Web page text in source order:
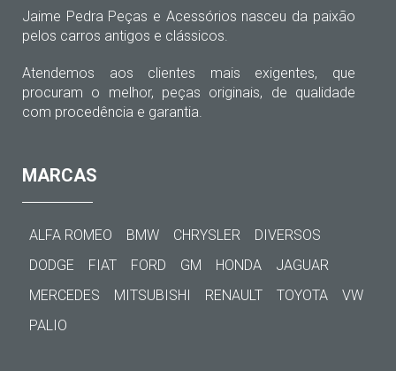
Jaime Pedra Peças e Acessórios nasceu da paixão
pelos carros antigos e clássicos.
Atendemos aos clientes mais exigentes, que
procuram o melhor, peças originais, de qualidade
com procedência e garantia.
MARCAS
ALFA ROMEO BMW CHRYSLER
DIVERSOS
DODGE
FIAT FORD GM HONDA
JAGUAR
MERCEDES
MITSUBISHI RENAULT TOYOTA
VW
PALIO